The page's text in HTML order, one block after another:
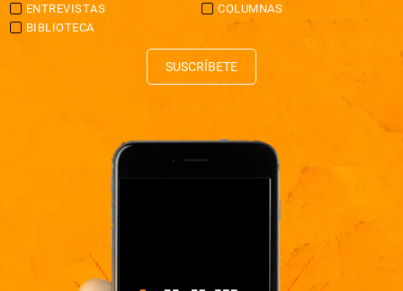
ENTREVISTAS
COLUMNAS
BIBLIOTECA
SUSCRÍBETE